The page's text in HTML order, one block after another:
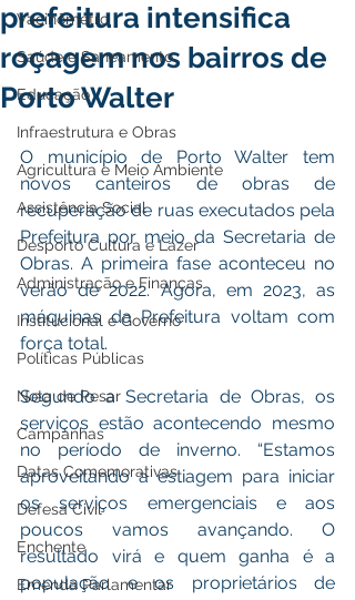
Vacinômetro
Saúde e Saneamento
Educação
Infraestrutura e Obras
Agricultura e Meio Ambiente
Assistência Social
Desporto Cultura e Lazer
Administração e Finanças
Institucional e Governo
Políticas Públicas
Nota de Pesar
Campanhas
Datas Comemorativas
Defesa Civil
Enchente
Emenda Parlamentar
prefeitura intensifica
roçagem nos bairros de
Porto Walter
O município de Porto Walter tem
novos canteiros de obras de
recuperação de ruas executados pela
Prefeitura por meio da Secretaria de
Obras. A primeira fase aconteceu no
verão de 2022. Agora, em 2023, as
máquinas da Prefeitura voltam com
força total.
Segundo a Secretaria de Obras, os
serviços estão acontecendo mesmo
no período de inverno. “Estamos
aproveitando a estiagem para iniciar
os serviços emergenciais e aos
poucos vamos avançando. O
resultado virá e quem ganha é a
população e os proprietários de